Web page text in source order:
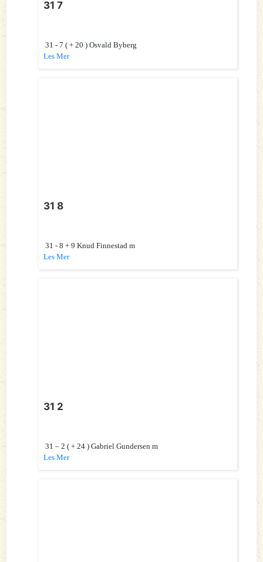
31 7
31 - 7 ( + 20 ) Osvald Byberg
Les Mer
31 8
31 - 8 + 9 Knud Finnestad m
Les Mer
31 2
31 – 2 ( + 24 ) Gabriel Gundersen m
Les Mer